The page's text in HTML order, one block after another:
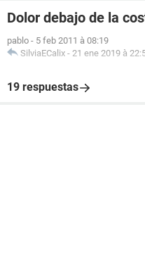
Dolor debajo de la
pablo - 5 feb 2011 à 08:19
SilviaECalix - 21 ene 2019 à
19 respuestas